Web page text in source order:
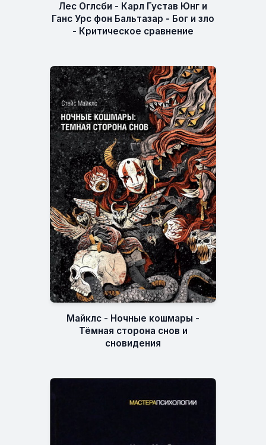
Лес Оглсби - Карл Густав Юнг и
Ганс Урс фон Бальтазар - Бог и зло
- Критическое сравнение
Майклc - Ночные кошмары -
Тёмная сторона снов и
сновидения